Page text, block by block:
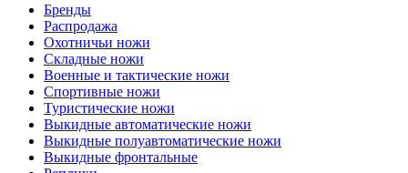
Бренды
Распродажа
Охотничьи ножи
Складные ножи
Военные и тактические ножи
Спортивные ножи
Туристические ножи
Выкидные автоматические ножи
Выкидные полуавтоматические ножи
Выкидные фронтальные